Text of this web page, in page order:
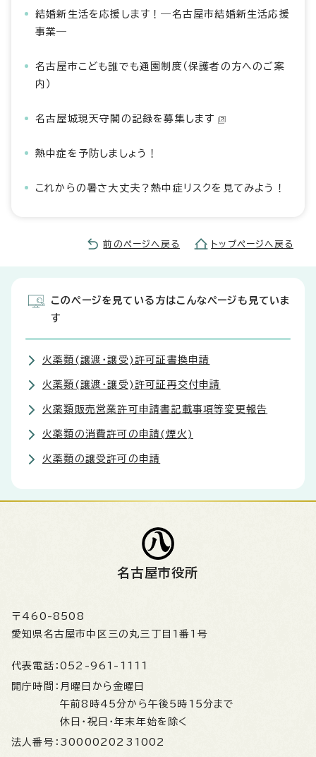
結婚新生活を応援します！―名古屋市結婚新生活応援
事業―
名古屋市こども誰でも通園制度（保護者の方へのご案
内）
名古屋城現天守閣の記録を募集します
熱中症を予防しましょう！
これからの暑さ大丈夫？熱中症リスクを見てみよう！
前のページへ戻る トップページへ戻る
このページを見ている方はこんなページも見ていま
す
火薬類(譲渡・譲受)許可証書換申請
火薬類(譲渡・譲受)許可証再交付申請
火薬類販売営業許可申請書記載事項等変更報告
火薬類の消費許可の申請(煙火)
火薬類の譲受許可の申請
名古屋市役所
〒460-8508
愛知県名古屋市中区三の丸三丁目1番1号
代表電話： 052-961-1111
開庁時間： 月曜日から金曜日
午前8時45分から午後5時15分まで
休日・祝日・年末年始を除く
法人番号： 3000020231002